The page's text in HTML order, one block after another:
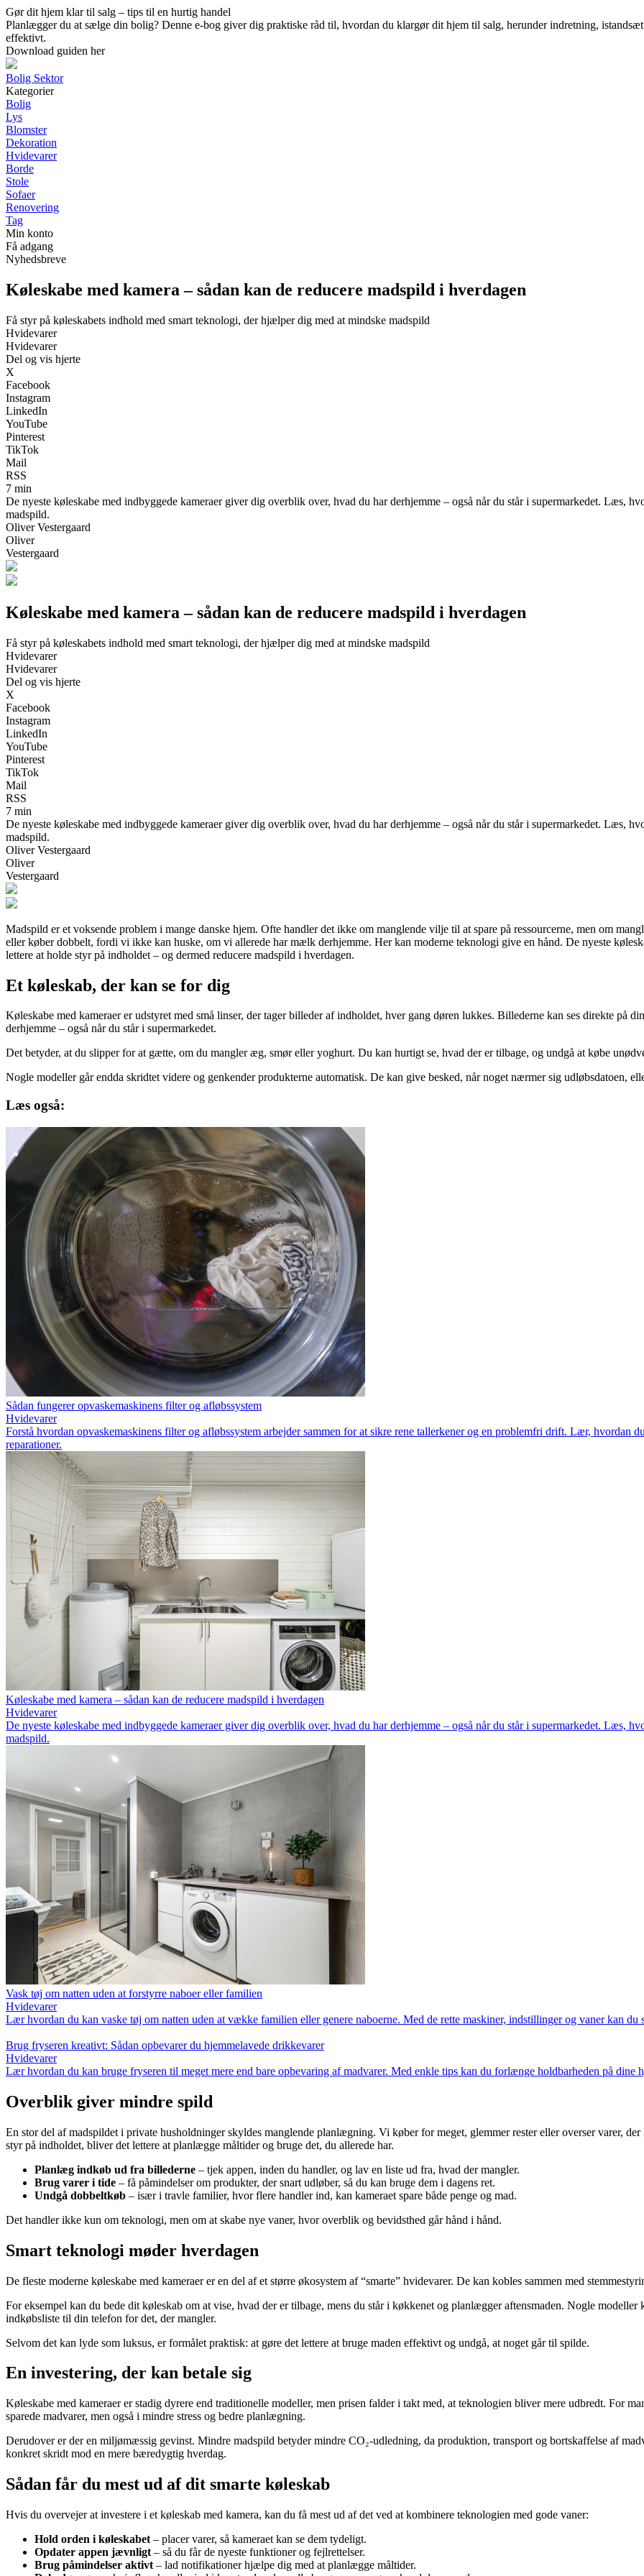
Gør dit hjem klar til salg – tips til en hurtig handel
Planlægger du at sælge din bolig? Denne e-bog giver dig praktiske råd til, hvordan du klargør dit hjem til salg, herunder indretning,
effektivt.
Download guiden her
Bolig Sektor
Kategorier
Bolig
Lys
Blomster
Dekoration
Hvidevarer
Borde
Stole
Sofaer
Renovering
Tag
Min konto
Få adgang
Nyhedsbreve
Køleskabe med kamera – sådan kan de reducere madspild i hverdagen
Få styr på køleskabets indhold med smart teknologi, der hjælper dig med at mindske madspild
Hvidevarer
Hvidevarer
Del og vis hjerte
X
Facebook
Instagram
LinkedIn
YouTube
Pinterest
TikTok
Mail
RSS
7 min
De nyeste køleskabe med indbyggede kameraer giver dig overblik over, hvad du har derhjemme – også når du står i supermarkedet. Læs,
madspild.
Oliver Vestergaard
Oliver
Vestergaard
Køleskabe med kamera – sådan kan de reducere madspild i hverdagen
Få styr på køleskabets indhold med smart teknologi, der hjælper dig med at mindske madspild
Hvidevarer
Hvidevarer
Del og vis hjerte
X
Facebook
Instagram
LinkedIn
YouTube
Pinterest
TikTok
Mail
RSS
7 min
De nyeste køleskabe med indbyggede kameraer giver dig overblik over, hvad du har derhjemme – også når du står i supermarkedet. Læs,
madspild.
Oliver Vestergaard
Oliver
Vestergaard
Madspild er et voksende problem i mange danske hjem. Ofte handler det ikke om manglende vilje til at spare på ressourcerne, men om
eller køber dobbelt, fordi vi ikke kan huske, om vi allerede har mælk derhjemme. Her kan moderne teknologi give en hånd. De nyeste
lettere at holde styr på indholdet – og dermed reducere madspild i hverdagen.
Et køleskab, der kan se for dig
Køleskabe med kameraer er udstyret med små linser, der tager billeder af indholdet, hver gang døren lukkes. Billederne kan ses direkte på
derhjemme – også når du står i supermarkedet.
Det betyder, at du slipper for at gætte, om du mangler æg, smør eller yoghurt. Du kan hurtigt se, hvad der er tilbage, og undgå at købe
Nogle modeller går endda skridtet videre og genkender produkterne automatisk. De kan give besked, når noget nærmer sig udløbsdatoen,
Læs også:
Sådan fungerer opvaskemaskinens filter og afløbssystem
Hvidevarer
Forstå hvordan opvaskemaskinens filter og afløbssystem arbejder sammen for at sikre rene tallerkener og en problemfri drift. Lær, hvordan
reparationer.
Køleskabe med kamera – sådan kan de reducere madspild i hverdagen
Hvidevarer
De nyeste køleskabe med indbyggede kameraer giver dig overblik over, hvad du har derhjemme – også når du står i supermarkedet. Læs,
madspild.
Vask tøj om natten uden at forstyrre naboer eller familien
Hvidevarer
Lær hvordan du kan vaske tøj om natten uden at vække familien eller genere naboerne. Med de rette maskiner, indstillinger og vaner kan du
Brug fryseren kreativt: Sådan opbevarer du hjemmelavede drikkevarer
Hvidevarer
Lær hvordan du kan bruge fryseren til meget mere end bare opbevaring af madvarer. Med enkle tips kan du forlænge holdbarheden på dine
Overblik giver mindre spild
En stor del af madspildet i private husholdninger skyldes manglende planlægning. Vi køber for meget, glemmer rester eller overser varer,
styr på indholdet, bliver det lettere at planlægge måltider og bruge det, du allerede har.
Planlæg indkøb ud fra billederne – tjek appen, inden du handler, og lav en liste ud fra, hvad der mangler.
Brug varer i tide – få påmindelser om produkter, der snart udløber, så du kan bruge dem i dagens ret.
Undgå dobbeltkøb – især i travle familier, hvor flere handler ind, kan kameraet spare både penge og mad.
Det handler ikke kun om teknologi, men om at skabe nye vaner, hvor overblik og bevidsthed går hånd i hånd.
Smart teknologi møder hverdagen
De fleste moderne køleskabe med kameraer er en del af et større økosystem af “smarte” hvidevarer. De kan kobles sammen med
For eksempel kan du bede dit køleskab om at vise, hvad der er tilbage, mens du står i køkkenet og planlægger aftensmaden. Nogle modeller
indkøbsliste til din telefon for det, der mangler.
Selvom det kan lyde som luksus, er formålet praktisk: at gøre det lettere at bruge maden effektivt og undgå, at noget går til spilde.
En investering, der kan betale sig
Køleskabe med kameraer er stadig dyrere end traditionelle modeller, men prisen falder i takt med, at teknologien bliver mere udbredt. For
sparede madvarer, men også i mindre stress og bedre planlægning.
Derudover er der en miljømæssig gevinst. Mindre madspild betyder mindre CO₂-udledning, da produktion, transport og bortskaffelse af
konkret skridt mod en mere bæredygtig hverdag.
Sådan får du mest ud af dit smarte køleskab
Hvis du overvejer at investere i et køleskab med kamera, kan du få mest ud af det ved at kombinere teknologien med gode vaner:
Hold orden i køleskabet – placer varer, så kameraet kan se dem tydeligt.
Opdater appen jævnligt – så du får de nyeste funktioner og fejlrettelser.
Brug påmindelser aktivt – lad notifikationer hjælpe dig med at planlægge måltider.